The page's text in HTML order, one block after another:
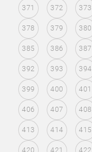
371 372 373
378 379 380
385 386 387
392 393 394
399 400 401
406 407 408
413 414 415
420 421 422